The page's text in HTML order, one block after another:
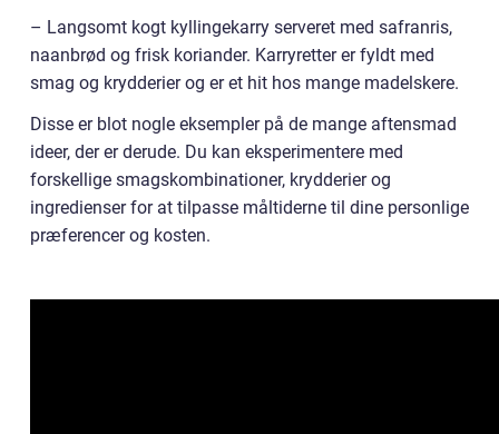
– Langsomt kogt kyllingekarry serveret med safranris,
naanbrød og frisk koriander. Karryretter er fyldt med
smag og krydderier og er et hit hos mange madelskere.
Disse er blot nogle eksempler på de mange aftensmad
ideer, der er derude. Du kan eksperimentere med
forskellige smagskombinationer, krydderier og
ingredienser for at tilpasse måltiderne til dine personlige
præferencer og kosten.